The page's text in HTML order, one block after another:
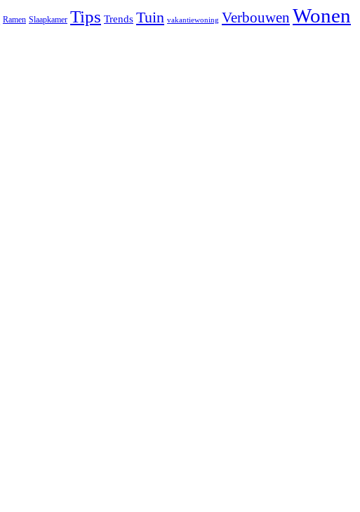
Ramen Slaapkamer Tips Trends Tuin vakantiewoning Verbouwen Wonen